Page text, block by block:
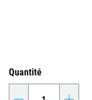
Quantité